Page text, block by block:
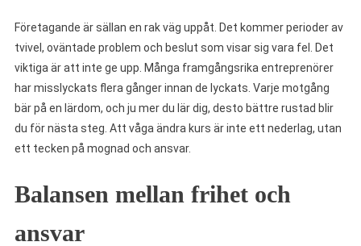
Företagande är sällan en rak väg uppåt. Det kommer perioder av
tvivel, oväntade problem och beslut som visar sig vara fel. Det
viktiga är att inte ge upp. Många framgångsrika entreprenörer
har misslyckats flera gånger innan de lyckats. Varje motgång
bär på en lärdom, och ju mer du lär dig, desto bättre rustad blir
du för nästa steg. Att våga ändra kurs är inte ett nederlag, utan
ett tecken på mognad och ansvar.
Balansen mellan frihet och
ansvar